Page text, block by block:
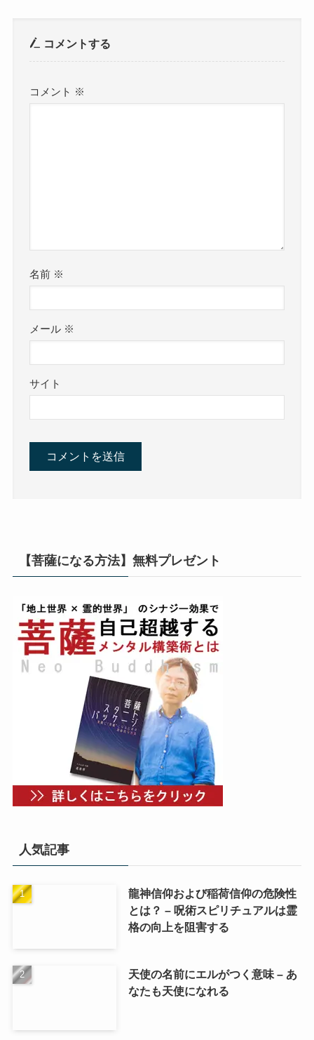
コメントする
コメント ※
名前 ※
メール ※
サイト
【菩薩になる方法】無料プレゼント
人気記事
龍神信仰および稲荷信仰の危険性
とは？ – 呪術スピリチュアルは霊
格の向上を阻害する
天使の名前にエルがつく意味 – あ
なたも天使になれる